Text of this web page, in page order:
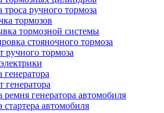
троса ручного тормоза
тормозов
тормозной системы
стояночного тормоза
ручного тормоза
генератора
генератора
ремня генератора автомобиля
стартера автомобиля